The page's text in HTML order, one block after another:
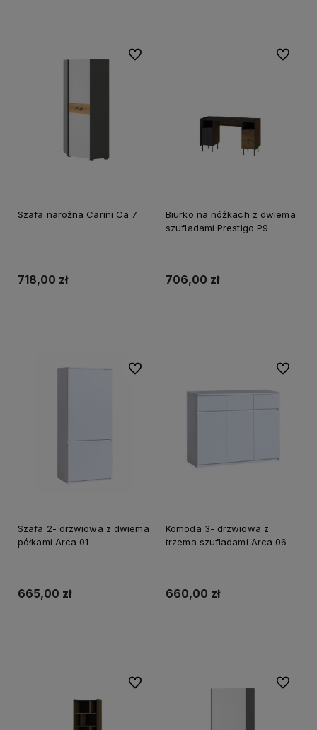
Szafa narożna Carini Ca 7
718,00 zł
Do ulubionych
Biurko na nóżkach z dwiema
szufladami Prestigo P9
706,00 zł
Do
Szafa 2- drzwiowa z dwiema
półkami Arca 01
665,00 zł
Do ulubionych
Komoda 3- drzwiowa z
trzema szufladami Arca 06
660,00 zł
Do
Do ulubionych Do